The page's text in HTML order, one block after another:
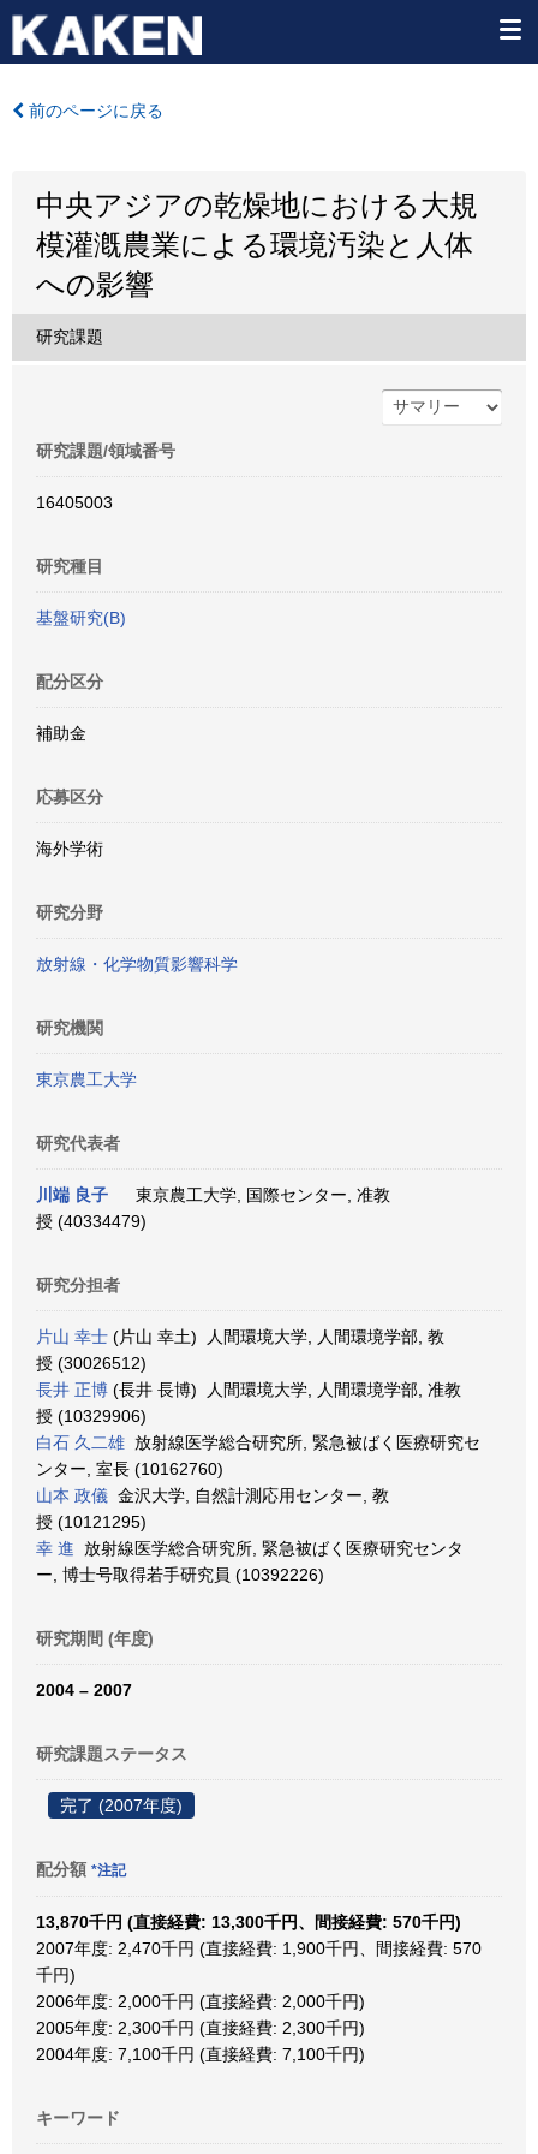
前のページに戻る
中央アジアの乾燥地における大規
模灌漑農業による環境汚染と人体
への影響
研究課題
研究課題/領域番号
16405003
研究種目
基盤研究(B)
配分区分
補助金
応募区分
海外学術
研究分野
放射線・化学物質影響科学
研究機関
東京農工大学
研究代表者
川端 良子
東京農工大学, 国際センター, 准教
授 (40334479)
研究分担者
片山 幸士 (片山 幸土) 人間環境大学, 人間環境学部, 教
授 (30026512)
長井 正博 (長井 長博) 人間環境大学, 人間環境学部, 准教
授 (10329906)
白石 久二雄 放射線医学総合研究所, 緊急被ばく医療研究セ
ンター, 室長 (10162760)
山本 政儀 金沢大学, 自然計測応用センター, 教
授 (10121295)
幸 進 放射線医学総合研究所, 緊急被ばく医療研究センタ
ー, 博士号取得若手研究員 (10392226)
研究期間 (年度)
2004 – 2007
研究課題ステータス
完了 (2007年度)
配分額 *注記
13,870千円 (直接経費: 13,300千円、間接経費: 570千円)
2007年度: 2,470千円 (直接経費: 1,900千円、間接経費: 570
千円)
2006年度: 2,000千円 (直接経費: 2,000千円)
2005年度: 2,300千円 (直接経費: 2,300千円)
2004年度: 7,100千円 (直接経費: 7,100千円)
キーワード